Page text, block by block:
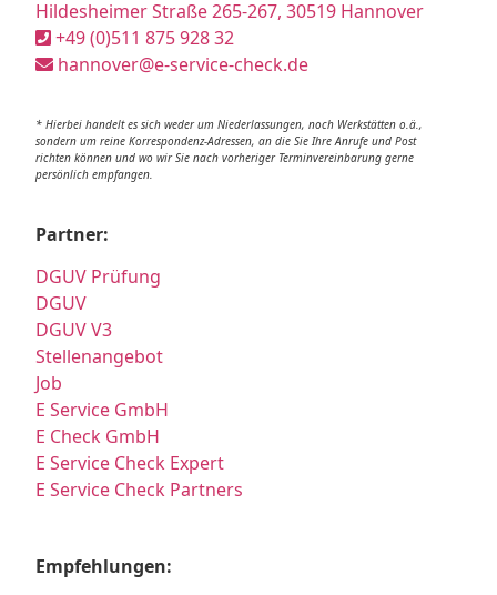
Hildesheimer Straße 265-267, 30519 Hannover
+49 (0)511 875 928 32
hannover@e-service-check.de
* Hierbei handelt es sich weder um Niederlassungen, noch Werkstätten o.ä.,
sondern um reine Korrespondenz-Adressen, an die Sie Ihre Anrufe und Post
richten können und wo wir Sie nach vorheriger Terminvereinbarung gerne
persönlich empfangen.
Partner:
DGUV Prüfung
DGUV
DGUV V3
Stellenangebot
Job
E Service GmbH
E Check GmbH
E Service Check Expert
E Service Check Partners
Empfehlungen: